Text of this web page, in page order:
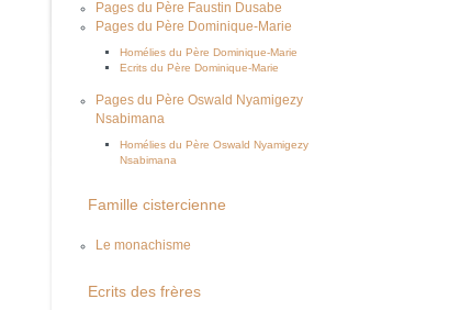
Pages du Père Faustin Dusabe
Pages du Père Dominique-Marie
Homélies du Père Dominique-Marie
Ecrits du Père Dominique-Marie
Pages du Père Oswald Nyamigezy
Nsabimana
Homélies du Père Oswald Nyamigezy
Nsabimana
Famille cistercienne
Le monachisme
Ecrits des frères